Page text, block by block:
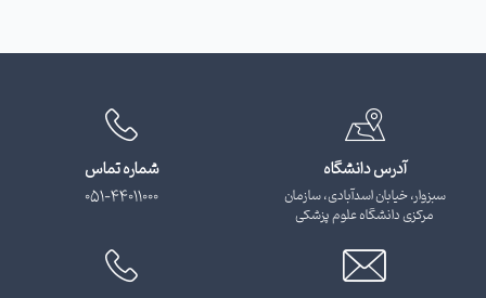
آدرس دانشگاه
سبزوار، خیابان اسدآبادی، سازمان
مرکزی دانشگاه علوم پزشکی
شماره تماس
051-44011000